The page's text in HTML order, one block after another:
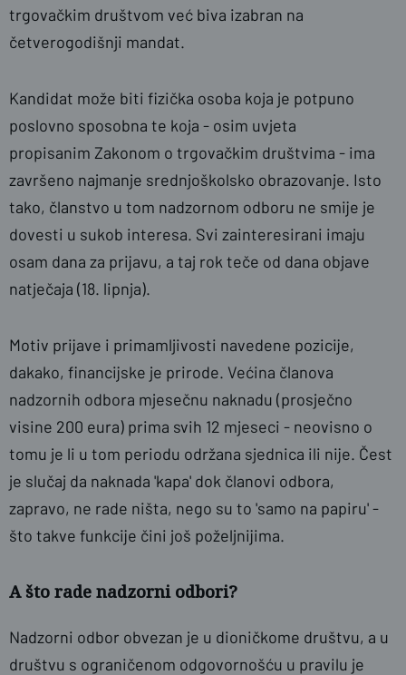
trgovačkim društvom već biva izabran na
četverogodišnji mandat.
Kandidat može biti fizička osoba koja je potpuno
poslovno sposobna te koja - osim uvjeta
propisanim Zakonom o trgovačkim društvima - ima
završeno najmanje srednjoškolsko obrazovanje. Isto
tako, članstvo u tom nadzornom odboru ne smije je
dovesti u sukob interesa. Svi zainteresirani imaju
osam dana za prijavu, a taj rok teče od dana objave
natječaja (18. lipnja).
Motiv prijave i primamljivosti navedene pozicije,
dakako, financijske je prirode. Većina članova
nadzornih odbora mjesečnu naknadu (prosječno
visine 200 eura) prima svih 12 mjeseci - neovisno o
tomu je li u tom periodu održana sjednica ili nije. Čest
je slučaj da naknada 'kapa' dok članovi odbora,
zapravo, ne rade ništa, nego su to 'samo na papiru' -
što takve funkcije čini još poželjnijima.
A što rade nadzorni odbori?
Nadzorni odbor obvezan je u dioničkome društvu, a u
društvu s ograničenom odgovornošću u pravilu je